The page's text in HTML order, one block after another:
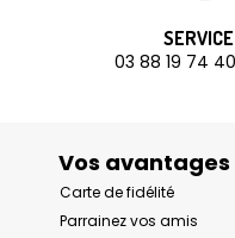
03 88 19 74
Vos avantages
Carte de fidélité
Parrainez vos amis